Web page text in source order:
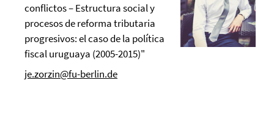
conflictos – Estructura social y
procesos de reforma tributaria
progresivos: el caso de la política
fiscal uruguaya (2005-2015)"
je.zorzin@fu-berlin.de